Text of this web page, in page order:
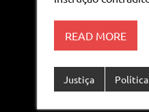
READ MORE
Justiça Política